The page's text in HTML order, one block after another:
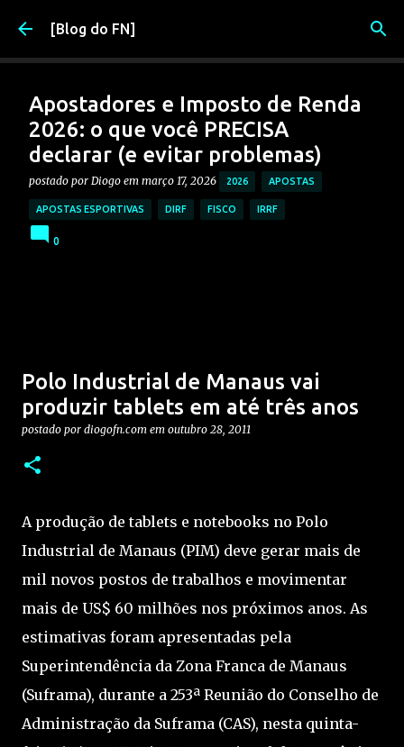
Pular para o conteúdo principal
[Blog do FN]
Apostadores e Imposto de Renda
2026: o que você PRECISA
declarar (e evitar problemas)
postado por Diogo em março 17, 2026 2026 APOSTAS
APOSTAS ESPORTIVAS DIRF FISCO IRRF
0
Polo Industrial de Manaus vai
produzir tablets em até três anos
postado por diogofn.com em outubro 28, 2011
A produção de tablets e notebooks no Polo
Industrial de Manaus (PIM) deve gerar mais de
mil novos postos de trabalhos e movimentar
mais de US$ 60 milhões nos próximos anos. As
estimativas foram apresentadas pela
Superintendência da Zona Franca de Manaus
(Suframa), durante a 253ª Reunião do Conselho de
Administração da Suframa (CAS), nesta quinta-